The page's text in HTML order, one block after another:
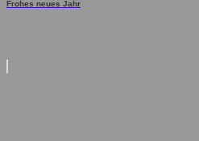
Frohes neues Jahr